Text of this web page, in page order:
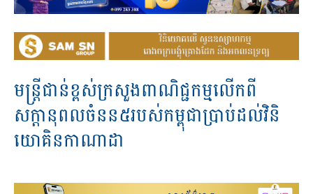
មន្ត្រីជាន់ខ្ពស់ក្រសួងពាណិជ្ជកម្មលើកពី
សក្តានុពលចំនន៥របស់កម្ពុជាប្រាប់ដល់វិនិ
យោគិនកាណាដា